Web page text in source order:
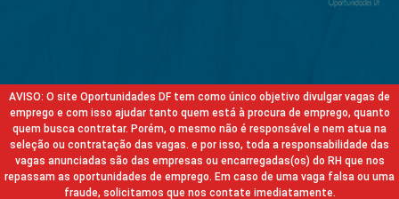
AVISO: O site Oportunidades DF tem como único objetivo divulgar vagas de
emprego e com isso ajudar tanto quem está à procura de emprego, quanto
quem busca contratar. Porém, o mesmo não é responsável e nem atua na
seleção ou contratação das vagas. e por isso, toda a responsabilidade das
vagas anunciadas são das empresas ou encarregadas(os) do RH que nos
repassam as oportunidades de emprego. Em caso de uma vaga falsa ou uma
fraude, solicitamos que nos contate imediatamente.